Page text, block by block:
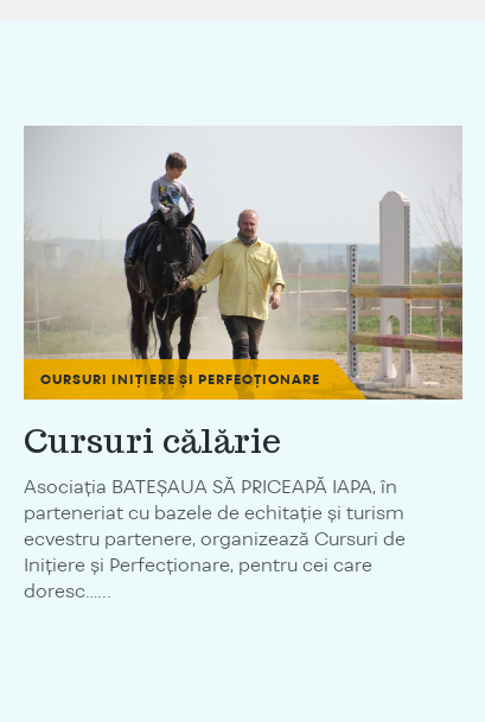
CURSURI INIȚIERE ȘI PERFECȚIONARE
Cursuri călărie
Asociația BATEȘAUA SĂ PRICEAPĂ IAPA, în
parteneriat cu bazele de echitație și turism
ecvestru partenere, organizează Cursuri de
Inițiere și Perfecționare, pentru cei care
doresc…...